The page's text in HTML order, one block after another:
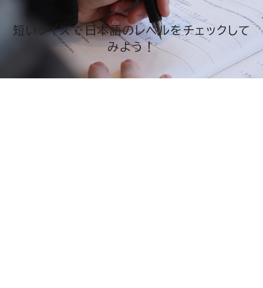
短いクイズで日本語のレベルをチェックして
みよう！